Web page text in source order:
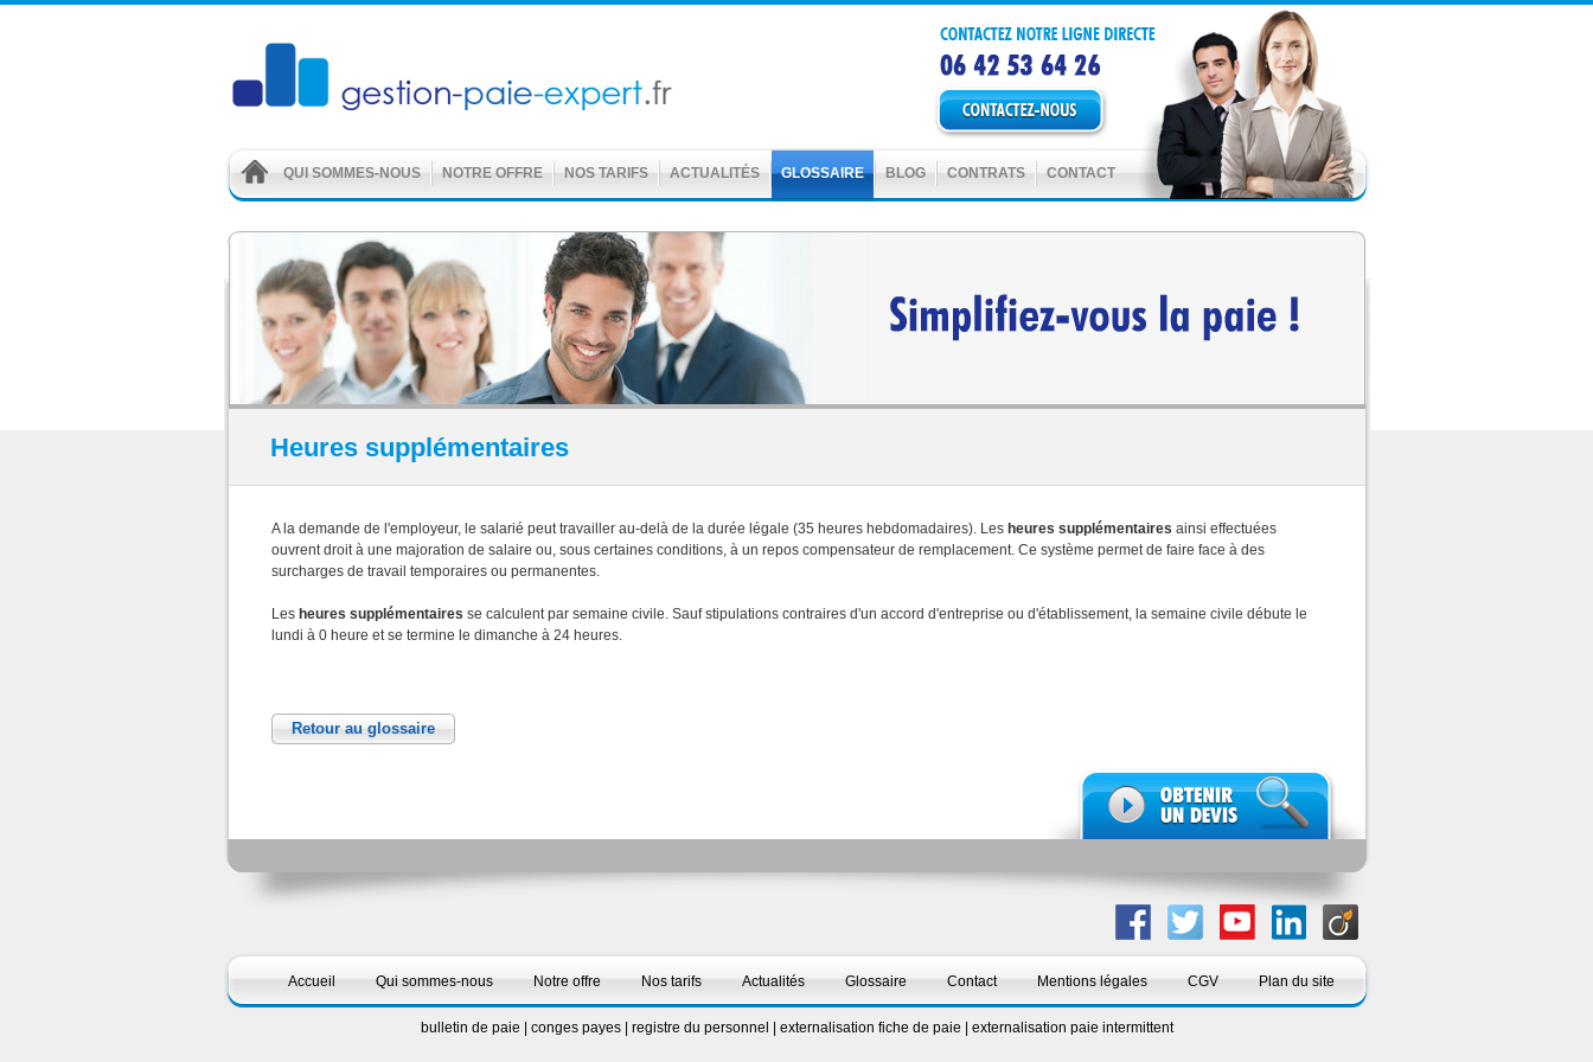
QUI SOMMES-NOUS NOTRE OFFRE NOS TARIFS ACTUALITÉS GLOSSAIRE BLOG CONTRATS CONTACT
Heures supplémentaires
A la demande de l'employeur, le salarié peut travailler au-delà de la durée légale (35 heures hebdomadaires). Les heures supplémentaires ainsi effectuées
ouvrent droit à une majoration de salaire ou, sous certaines conditions, à un repos compensateur de remplacement. Ce système permet de faire face à des
surcharges de travail temporaires ou permanentes.
Les heures supplémentaires se calculent par semaine civile. Sauf stipulations contraires d'un accord d'entreprise ou d'établissement, la semaine civile débute le
lundi à 0 heure et se termine le dimanche à 24 heures.
Retour au glossaire
Accueil Qui sommes-nous Notre offre Nos tarifs Actualités Glossaire Contact Mentions légales CGV Plan du site
bulletin de paie conges payes registre du personnel externalisation fiche de paie externalisation paie intermittent